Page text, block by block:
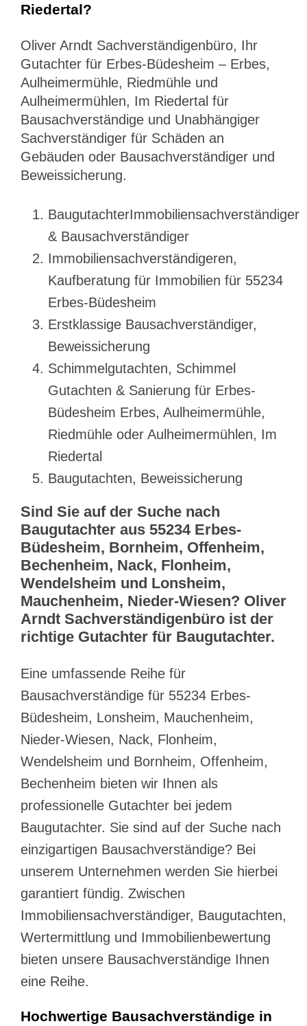
Riedertal?
Oliver Arndt Sachverständigenbüro, Ihr
Gutachter für Erbes-Büdesheim – Erbes,
Aulheimermühle, Riedmühle und
Aulheimermühlen, Im Riedertal für
Bausachverständige und Unabhängiger
Sachverständiger für Schäden an
Gebäuden oder Bausachverständiger und
Beweissicherung.
BaugutachterImmobiliensachverständiger
& Bausachverständiger
Immobiliensachverständigeren,
Kaufberatung für Immobilien für 55234
Erbes-Büdesheim
Erstklassige Bausachverständiger,
Beweissicherung
Schimmelgutachten, Schimmel
Gutachten & Sanierung für Erbes-
Büdesheim Erbes, Aulheimermühle,
Riedmühle oder Aulheimermühlen, Im
Riedertal
Baugutachten, Beweissicherung
Sind Sie auf der Suche nach
Baugutachter aus 55234 Erbes-
Büdesheim, Bornheim, Offenheim,
Bechenheim, Nack, Flonheim,
Wendelsheim und Lonsheim,
Mauchenheim, Nieder-Wiesen? Oliver
Arndt Sachverständigenbüro ist der
richtige Gutachter für Baugutachter.
Eine umfassende Reihe für
Bausachverständige für 55234 Erbes-
Büdesheim, Lonsheim, Mauchenheim,
Nieder-Wiesen, Nack, Flonheim,
Wendelsheim und Bornheim, Offenheim,
Bechenheim bieten wir Ihnen als
professionelle Gutachter bei jedem
Baugutachter. Sie sind auf der Suche nach
einzigartigen Bausachverständige? Bei
unserem Unternehmen werden Sie hierbei
garantiert fündig. Zwischen
Immobiliensachverständiger, Baugutachten,
Wertermittlung und Immobilienbewertung
bieten unsere Bausachverständige Ihnen
eine Reihe.
Hochwertige Bausachverständige in